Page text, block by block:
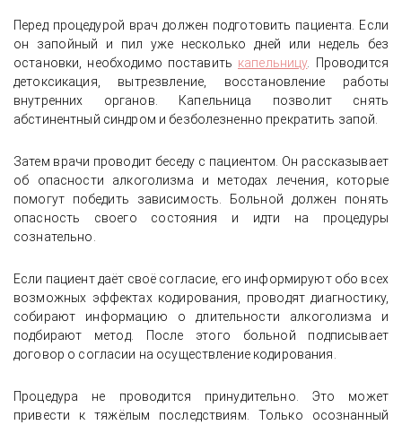
Перед процедурой врач должен подготовить пациента. Если
он запойный и пил уже несколько дней или недель без
остановки, необходимо поставить капельницу. Проводится
детоксикация, вытрезвление, восстановление работы
внутренних органов. Капельница позволит снять
абстинентный синдром и безболезненно прекратить запой.
Затем врачи проводит беседу с пациентом. Он рассказывает
об опасности алкоголизма и методах лечения, которые
помогут победить зависимость. Больной должен понять
опасность своего состояния и идти на процедуры
сознательно.
Если пациент даёт своё согласие, его информируют обо всех
возможных эффектах кодирования, проводят диагностику,
собирают информацию о длительности алкоголизма и
подбирают метод. После этого больной подписывает
договор о согласии на осуществление кодирования.
Процедура не проводится принудительно. Это может
привести к тяжёлым последствиям. Только осознанный